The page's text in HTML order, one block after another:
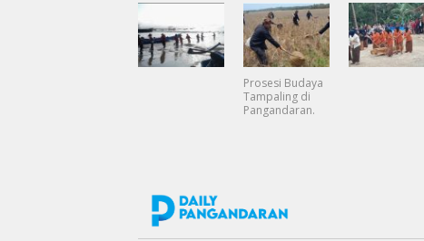
Prosesi Budaya
Tampaling di
Pangandaran.